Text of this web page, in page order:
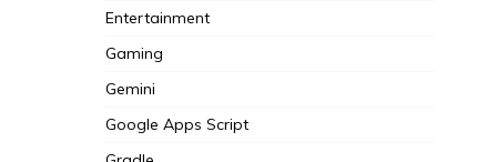
Entertainment
Gaming
Gemini
Google Apps Script